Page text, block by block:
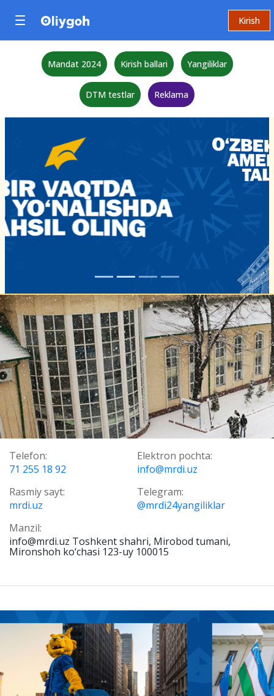
Kirish
Mandat 2024 Kirish ballari Yangiliklar
DTM testlar Reklama
Telefon:
71 255 18 92
Elektron pochta:
info@mrdi.uz
Rasmiy sayt:
mrdi.uz
Telegram:
@mrdi24yangiliklar
Manzil:
info@mrdi.uz Toshkent shahri, Mirobod tumani,
Mironshoh ko‘chasi 123-uy 100015